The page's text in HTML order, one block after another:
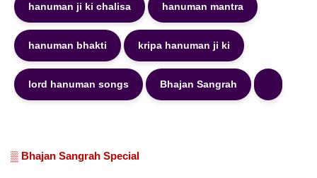
hanuman ji ki chalisa hanuman mantra
hanuman bhakti kripa hanuman ji ki
lord hanuman songs Bhajan Sangrah
▒ Bhajan Sangrah Special